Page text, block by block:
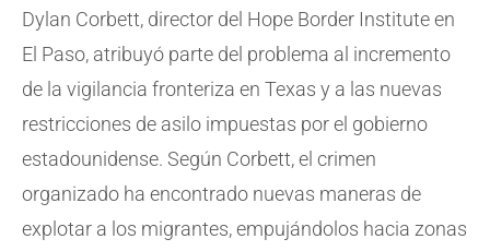
Dylan Corbett, director del Hope Border Institute en
El Paso, atribuyó parte del problema al incremento
de la vigilancia fronteriza en Texas y a las nuevas
restricciones de asilo impuestas por el gobierno
estadounidense. Según Corbett, el crimen
organizado ha encontrado nuevas maneras de
explotar a los migrantes, empujándolos hacia zonas